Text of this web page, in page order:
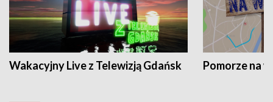
Wakacyjny Live z Telewizją Gdańsk Pomorze na